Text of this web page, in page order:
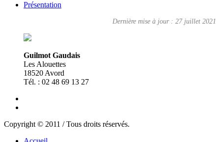
Présentation
Dernière mise à jour : 27 juillet 2021
Guilmot Gaudais
Les Alouettes
18520 Avord
Tél. : 02 48 69 13 27
Copyright © 2011 / Tous droits réservés.